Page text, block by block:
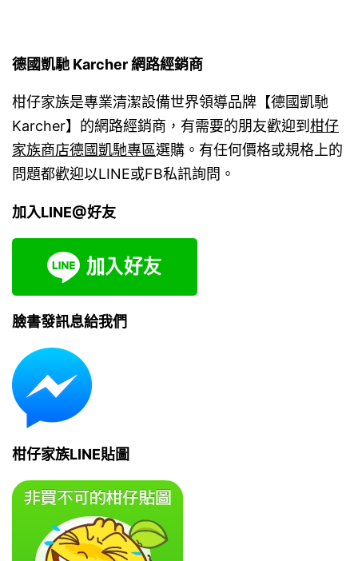
德國凱馳 Karcher 網路經銷商
柑仔家族是專業清潔設備世界領導品牌【德國凱馳
Karcher】的網路經銷商，有需要的朋友歡迎到 柑仔
家族商店德國凱馳專區選購。有任何價格或規格上的
問題都歡迎以LINE或FB私訊詢問。
加入LINE@好友
臉書發訊息給我們
柑仔家族LINE貼圖